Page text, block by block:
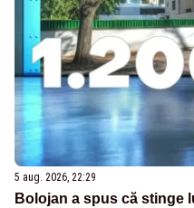
5 aug. 2026, 22:29
Bolojan a spus că stinge